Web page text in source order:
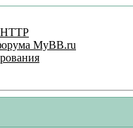
HTTP
MyBB.ru